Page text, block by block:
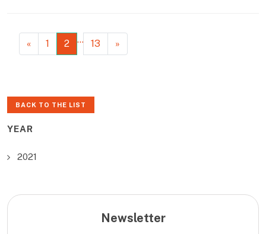
« 1 2 … 13 »
BACK TO THE LIST
YEAR
2021
Newsletter